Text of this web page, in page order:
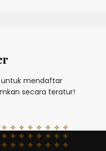
untuk mendaftar
secara teratur!